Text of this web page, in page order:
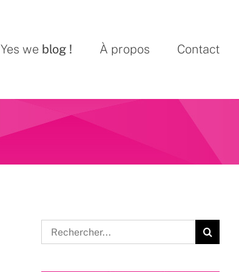
Yes we blog ! À propos Contact
Rechercher: